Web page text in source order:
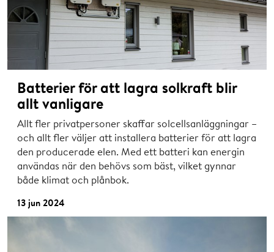
Batterier för att lagra solkraft blir
allt vanligare
Allt fler privatpersoner skaffar solcellsanläggningar –
och allt fler väljer att installera batterier för att lagra
den producerade elen. Med ett batteri kan energin
användas när den behövs som bäst, vilket gynnar
både klimat och plånbok.
13 jun 2024